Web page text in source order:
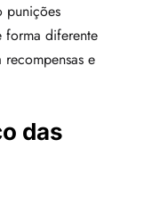
punições
forma diferente
e
das